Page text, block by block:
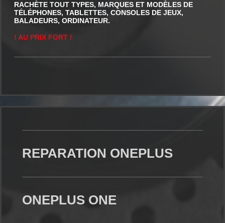
RACHÈTE TOUT TYPES, MARQUES ET MODÈLES DE
TÉLÉPHONES, TABLETTES, CONSOLES DE JEUX,
BALADEURS, ORDINATEUR.
! AU PRIX FORT !
REPARATION ONEPLUS
ONEPLUS ONE